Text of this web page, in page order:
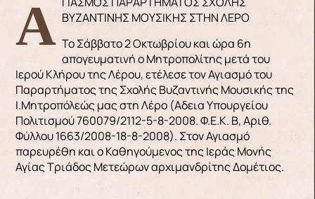
ΑΓΙΑΣΜΟΣ ΠΑΡΑΡΤΗΜΑΤΟΣ ΣΧΟΛΗΣ ΒΥΖΑΝΤΙΝΗΣ ΜΟΥΣΙΚΗΣ ΣΤΗΝ ΛΕΡΟ
Το Σάββατο 2 Οκτωβρίου και ώρα 6η
απογευματινή ο Μητροπολίτης μετά του
Ιερού Κλήρου της Λέρου, ετέλεσε τον Αγιασμό του
Παραρτήματος της Σχολής Βυζαντινής Μουσικής της
Ι.Μητροπόλεώς μας στη Λέρο (Aδεια Υπουργείου
Πολιτισμού 760079/2112-5-8-2008. Φ.Ε.Κ. Β, Αριθ.
Φύλλου 1663/2008-18-8-2008). Στον Αγιασμό
παρευρέθη και ο Καθηγούμενος της Ιεράς Μονής
Αγίας Τριάδος Μετεώρων αρχιμανδρίτης Δομέτιος.